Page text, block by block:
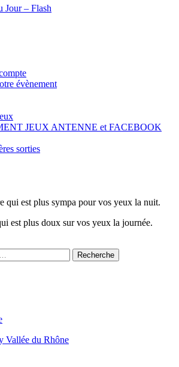
Jour – Flash
évènement
JEUX ANTENNE et FACEBOOK
sorties
qui est plus sympa pour vos yeux la nuit.
est plus doux sur vos yeux la journée.
Recherche